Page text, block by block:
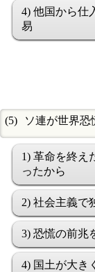
4) 他国から仕
易
ソ連が世界恐
1) 革命を終え
ったから
2) 社会主義で
3) 恐慌の前兆
4) 国土が大き